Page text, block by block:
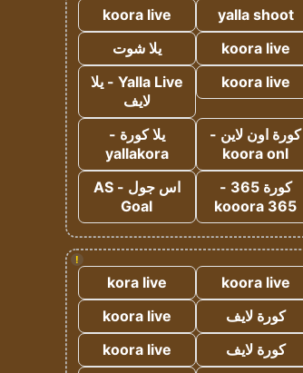
yalla shoot
koora live
koora live
يلا شوت
koora live
Yalla Live - يلا
لايف
كورة اون لاين -
koora onl
يلا كورة -
yallakora
كورة 365 -
kooora 365
اس جول - AS
Goal
!
koora live
kora live
كورة لايف
koora live
كورة لايف
koora live